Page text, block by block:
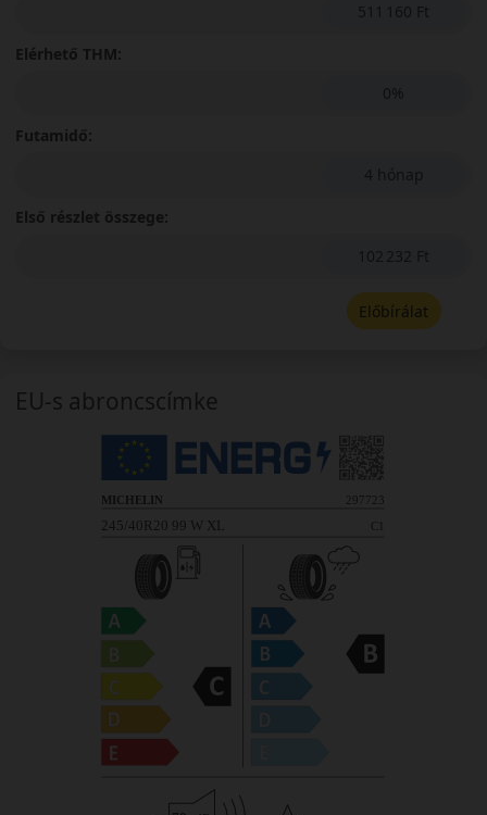
511 160 Ft
Elérhető THM:
0%
Futamidő:
4 hónap
Első részlet összege:
102 232 Ft
Előbírálat
EU-s abroncscímke